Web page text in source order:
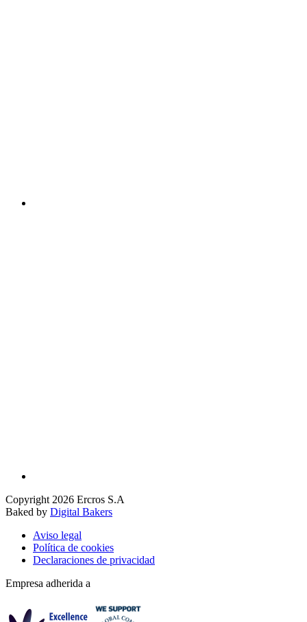
Copyright 2026 Ercros S.A
Baked by Digital Bakers
Aviso legal
Política de cookies
Declaraciones de privacidad
Empresa adherida a